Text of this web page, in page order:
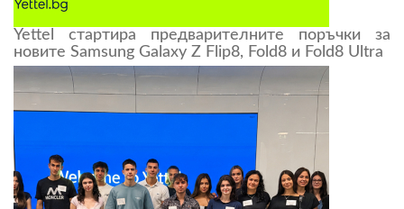
Yettel стартира предварителните поръчки за
новите Samsung Galaxy Z Flip8, Fold8 и Fold8 Ultra